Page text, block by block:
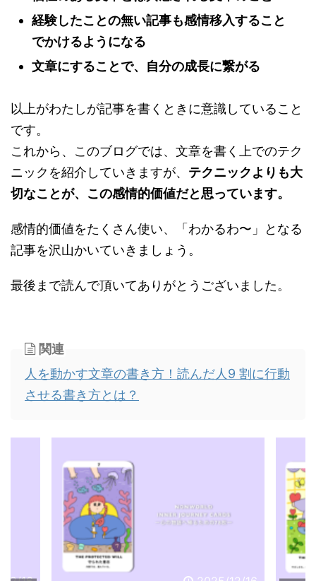
経験したことの無い記事も感情移入すること
でかけるようになる
文章にすることで、自分の成長に繋がる
以上がわたしが記事を書くときに意識していること
です。
これから、このブログでは、文章を書く上でのテク
ニックを紹介していきますが、 テクニックよりも大
切なことが、この感情的価値だと思っています。
感情的価値をたくさん使い、「わかるわ〜」となる
記事を沢山かいていきましょう。
最後まで読んで頂いてありがとうございました。
関連
人を動かす文章の書き方！読んだ人9 割に行動
させる書き方とは？